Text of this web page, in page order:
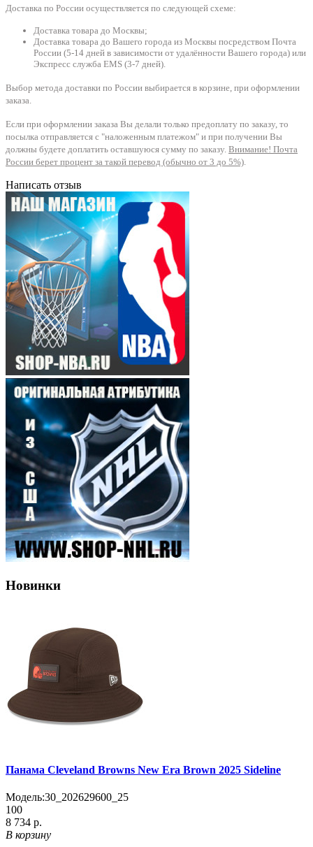
Доставка по России осуществляется по следующей схеме:
Доставка товара до Москвы;
Доставка товара до Вашего города из Москвы посредством Почта
России (5-14 дней в зависимости от удалённости Вашего города) или
Экспресс служба EMS (3-7 дней).
Выбор метода доставки по России выбирается в корзине, при оформлении
заказа.
Если при оформлении заказа Вы делали только предоплату по заказу, то
посылка отправляется с "наложенным платежом" и при получении Вы
должны будете доплатить оставшуюся сумму по заказу. Внимание! Почта
России берет процент за такой перевод (обычно от 3 до 5%).
Написать отзыв
Новинки
Панама Cleveland Browns New Era Brown 2025 Sideline
Модель:30_202629600_25
100
8 734 р.
В корзину